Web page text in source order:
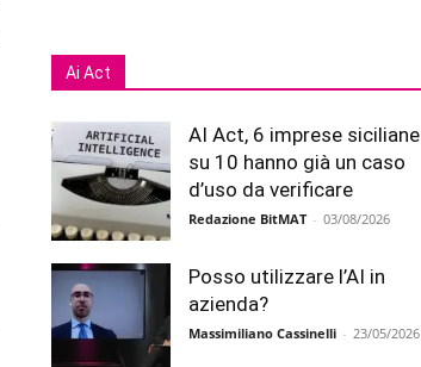
Ai Act
AI Act, 6 imprese siciliane
su 10 hanno già un caso
d’uso da verificare
Redazione BitMAT - 03/08/2026
Posso utilizzare l’AI in
azienda?
Massimiliano Cassinelli - 23/05/2026